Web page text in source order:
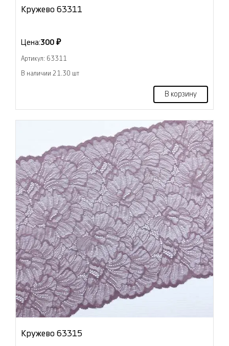
Кружево 63311
Цена:300 ₽
Артикул: 63311
В наличии 21.30 шт
В корзину
Кружево 63315